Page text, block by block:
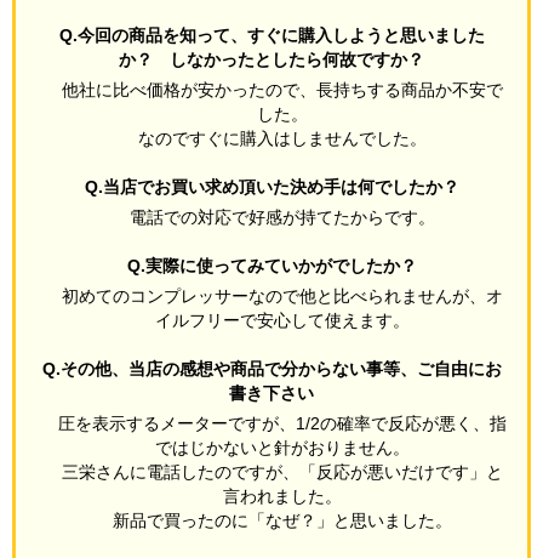
Q.今回の商品を知って、すぐに購入しようと思いました
か？ しなかったとしたら何故ですか？
他社に比べ価格が安かったので、長持ちする商品か不安で
した。
なのですぐに購入はしませんでした。
Q.当店でお買い求め頂いた決め手は何でしたか？
電話での対応で好感が持てたからです。
Q.実際に使ってみていかがでしたか？
初めてのコンプレッサーなので他と比べられませんが、オ
イルフリーで安心して使えます。
Q.その他、当店の感想や商品で分からない事等、ご自由にお
書き下さい
圧を表示するメーターですが、1/2の確率で反応が悪く、指
ではじかないと針がおりません。
三栄さんに電話したのですが、「反応が悪いだけです」と
言われました。
新品で買ったのに「なぜ？」と思いました。